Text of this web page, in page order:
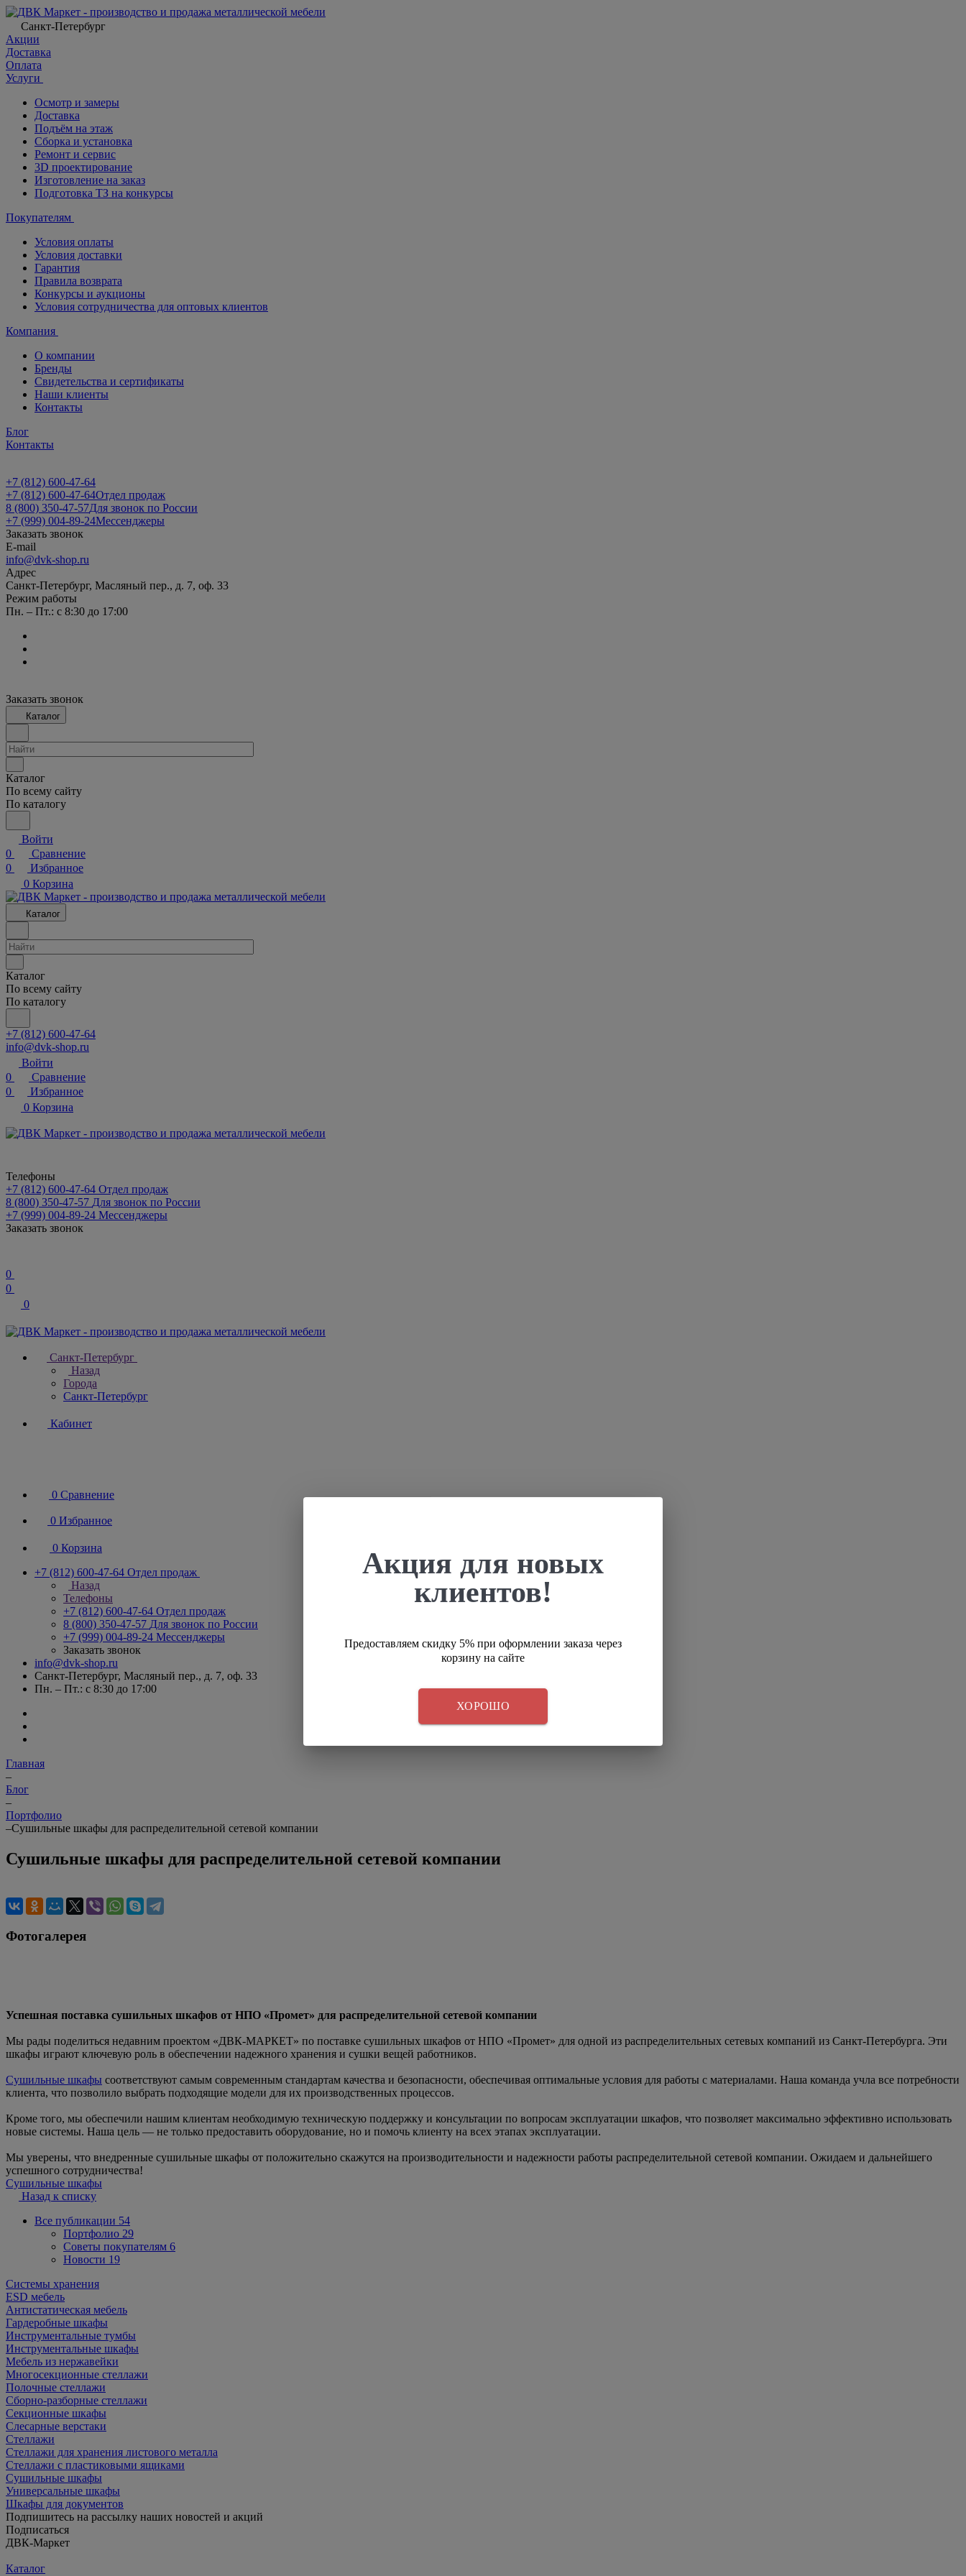
Санкт-Петербург
Акции
Доставка
Оплата
Услуги
Осмотр и замеры
Доставка
Подъём на этаж
Сборка и установка
Ремонт и сервис
3D проектирование
Изготовление на заказ
Подготовка ТЗ на конкурсы
Покупателям
Условия оплаты
Условия доставки
Гарантия
Правила возврата
Конкурсы и аукционы
Условия сотрудничества для оптовых клиентов
Компания
О компании
Бренды
Свидетельства и сертификаты
Наши клиенты
Контакты
Блог
Контакты
+7 (812) 600-47-64
+7 (812) 600-47-64Отдел продаж
8 (800) 350-47-57Для звонок по России
+7 (999) 004-89-24Мессенджеры
Заказать звонок
E-mail
info@dvk-shop.ru
Адрес
Санкт-Петербург, Масляный пер., д. 7, оф. 33
Режим работы
Пн. – Пт.: с 8:30 до 17:00
Заказать звонок
Каталог
Каталог
По всему сайту
По каталогу
Войти
0
Сравнение
0
Избранное
0 Корзина
Каталог
Каталог
По всему сайту
По каталогу
+7 (812) 600-47-64
info@dvk-shop.ru
Войти
0
Сравнение
0
Избранное
0 Корзина
Телефоны
+7 (812) 600-47-64 Отдел продаж
8 (800) 350-47-57 Для звонок по России
+7 (999) 004-89-24 Мессенджеры
Заказать звонок
0
0
0
Санкт-Петербург
Назад
Города
Санкт-Петербург
Кабинет
0 Сравнение
0 Избранное
0 Корзина
+7 (812) 600-47-64 Отдел продаж
Назад
Телефоны
+7 (812) 600-47-64 Отдел продаж
8 (800) 350-47-57 Для звонок по России
+7 (999) 004-89-24 Мессенджеры
Заказать звонок
info@dvk-shop.ru
Санкт-Петербург, Масляный пер., д. 7, оф. 33
Пн. – Пт.: с 8:30 до 17:00
Главная
–
Блог
–
Портфолио
–Сушильные шкафы для распределительной сетевой компании
Сушильные шкафы для распределительной сетевой компании
Фотогалерея
Успешная поставка сушильных шкафов от НПО «Промет» для распределительной сетевой компании
Мы рады поделиться недавним проектом «ДВК-МАРКЕТ» по поставке сушильных шкафов от НПО «Промет» для одной из распределительных сетевых компаний из Санкт-Петербурга. Эти
шкафы играют ключевую роль в обеспечении надежного хранения и сушки вещей работников.
Сушильные шкафы соответствуют самым современным стандартам качества и безопасности, обеспечивая оптимальные условия для работы с материалами. Наша команда учла все потребности
клиента, что позволило выбрать подходящие модели для их производственных процессов.
Кроме того, мы обеспечили нашим клиентам необходимую техническую поддержку и консультации по вопросам эксплуатации шкафов, что позволяет максимально эффективно использовать
новые системы. Наша цель — не только предоставить оборудование, но и помочь клиенту на всех этапах эксплуатации.
Мы уверены, что внедренные сушильные шкафы от положительно скажутся на производительности и надежности работы распределительной сетевой компании. Ожидаем и дальнейшего
успешного сотрудничества!
Сушильные шкафы
Назад к списку
Все публикации 54
Портфолио 29
Советы покупателям 6
Новости 19
Cистемы хранения
ESD мебель
Антистатическая мебель
Гардеробные шкафы
Инструментальные тумбы
Инструментальные шкафы
Мебель из нержавейки
Многосекционные стеллажи
Полочные стеллажи
Сборно-разборные стеллажи
Секционные шкафы
Слесарные верстаки
Стеллажи
Стеллажи для хранения листового металла
Стеллажи с пластиковыми ящиками
Сушильные шкафы
Универсальные шкафы
Шкафы для документов
Подпишитесь на рассылку наших новостей и акций
Подписаться
ДВК-Маркет
Каталог
Акция для новых
клиентов!
Предоставляем скидку 5% при оформлении заказа через
корзину на сайте
ХОРОШО